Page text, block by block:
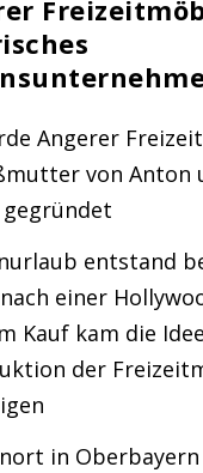
Angerer
von Anton
entstand
einer
Kauf kam die
der
in